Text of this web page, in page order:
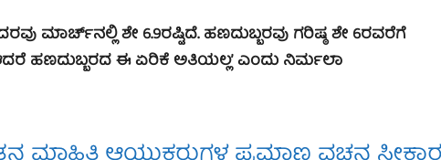
ಮಾರ್ಚ್‌ನಲ್ಲಿ ಶೇ 6.9ರಷ್ಟಿದೆ. ಹಣದುಬ್ಬರವು ಗರಿಷ್ಠ ಶೇ 6ರವರೆಗೆ
ಹಣದುಬ್ಬರದ ಈ ಏರಿಕೆ ಅತಿಯಲ್ಲ’ ಎಂದು ನಿರ್ಮಲಾ